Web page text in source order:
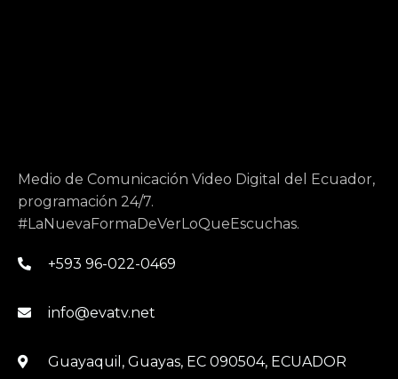
Medio de Comunicación Video Digital del Ecuador,
programación 24/7.
#LaNuevaFormaDeVerLoQueEscuchas.
+593 96-022-0469
info@evatv.net
Guayaquil, Guayas, EC 090504, ECUADOR